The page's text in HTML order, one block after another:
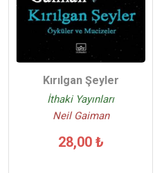
Kırılgan Şeyler
İthaki Yayınları
Neil Gaiman
28,00 ₺